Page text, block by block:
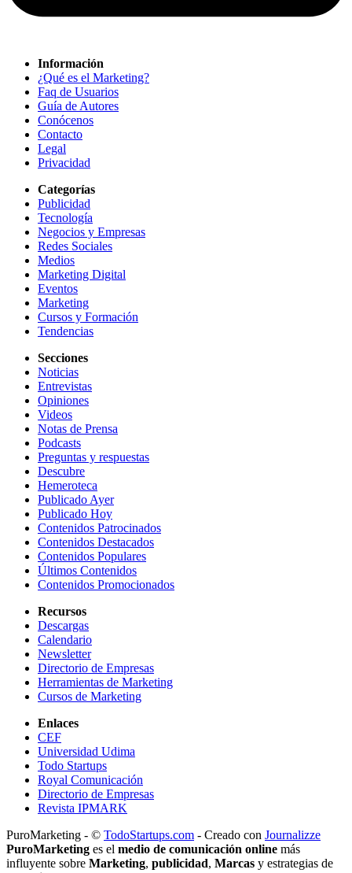
Información
¿Qué es el Marketing?
Faq de Usuarios
Guía de Autores
Conócenos
Contacto
Legal
Privacidad
Categorías
Publicidad
Tecnología
Negocios y Empresas
Redes Sociales
Medios
Marketing Digital
Eventos
Marketing
Cursos y Formación
Tendencias
Secciones
Noticias
Entrevistas
Opiniones
Videos
Notas de Prensa
Podcasts
Preguntas y respuestas
Descubre
Hemeroteca
Publicado Ayer
Publicado Hoy
Contenidos Patrocinados
Contenidos Destacados
Contenidos Populares
Últimos Contenidos
Contenidos Promocionados
Recursos
Descargas
Calendario
Newsletter
Directorio de Empresas
Herramientas de Marketing
Cursos de Marketing
Enlaces
CEF
Universidad Udima
Todo Startups
Royal Comunicación
Directorio de Empresas
Revista IPMARK
PuroMarketing - © TodoStartups.com - Creado con Journalizze
PuroMarketing es el medio de comunicación online más
influyente sobre Marketing, publicidad, Marcas y estrategias de